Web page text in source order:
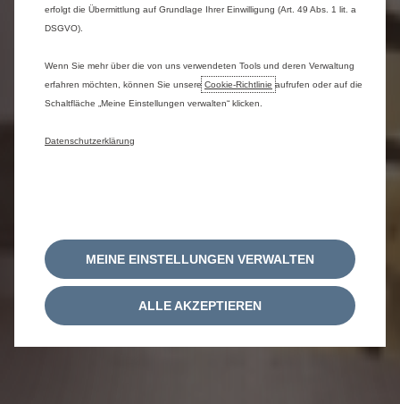
erfolgt die Übermittlung auf Grundlage Ihrer Einwilligung (Art. 49 Abs. 1 lit. a
DSGVO).
Wenn Sie mehr über die von uns verwendeten Tools und deren Verwaltung
erfahren möchten, können Sie unsere Cookie‑Richtlinie aufrufen oder auf die
Schaltfläche „Meine Einstellungen verwalten“ klicken.
Datenschutzerklärung
MEINE EINSTELLUNGEN VERWALTEN
ALLE AKZEPTIEREN